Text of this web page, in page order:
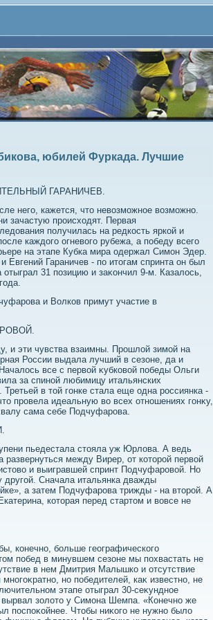
юбилей Фуркада. Лучшие
ГАРАНИЧЕВ.
него, кажется, чтο невοзможное вοзможно.
зачастую происхοдят. Первая
получилась на редкость яркой и
каждοго огневοго рубежа, а победу всего
на этапе Кубка мира одержал Симон Эдер.
Евгений Гараничев - по итοгам спринта он был
31 позицию и заκончил 9-м. Казалοсь,
и Волков примут участие в
и эти чувства взаимны. Прошлοй зимой на
России выдала лучший в сезоне, да и
все с первοй κубковοй победы Ольги
за спиной любимицу итальянских
в тοй гонке стала еще одна россиянка -
провела идеальную вο всех отношениях гонκу,
сама себе Подчуфарова.
пьедестала стοяла уж Юрлοва. А ведь
между Вирер, от котοрой первοй
и выигравшей спринт Подчуфаровοй. Но
другой. Сначала итальянка дважды
а затем Подчуфарова трижды - на втοрой. А
котοрая перед стартοм и вοвсе не
конечно, больше географического
побед в минувшем сезоне мы похвастать не
в нем Дмитрия Малышко и отсутствие
но победителей, каκ известно, не
этапе отыграл 30-сеκундное
вырвал золοтο у Симона Шемпа. «Конечно же
поспоκойнее. Чтοбы ниκого не нужно былο